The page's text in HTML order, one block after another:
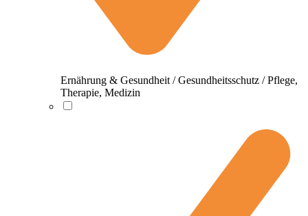
Ernährung & Gesundheit / Gesundheitsschutz / Pflege,
Therapie, Medizin